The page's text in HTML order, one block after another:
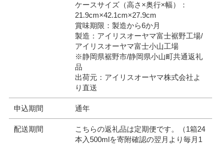
ケースサイズ（高さ×奥行×幅）：
21.9cm×42.1cm×27.9cm
賞味期限：製造から6か月
製造：アイリスオーヤマ富士裾野工場/
アイリスオーヤマ富士小山工場
※静岡県裾野市/静岡県小山町共通返礼
品
出荷元：アイリスオーヤマ株式会社よ
り直送
申込期間 通年
配送期間
こちらの返礼品は定期便です。（1箱24
本入500mlを寄附確認の翌月より毎月1